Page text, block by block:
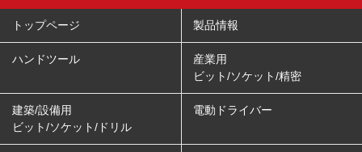
トップページ 製品情報
ハンドツール
産業用
ビット/ソケット/精密
建築/設備用
ビット/ソケット/ドリル
電動ドライバー